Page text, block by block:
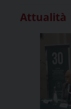
Attualità